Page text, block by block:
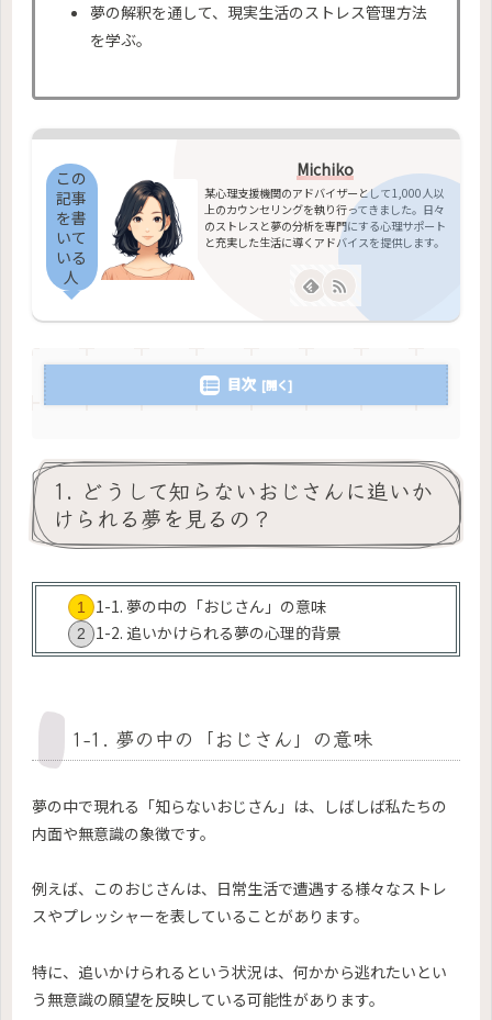
夢の解釈を通して、現実生活のストレス管理方法
を学ぶ。
この
記事
を書
いて
いる
人
Michiko
某心理支援機関のアドバイザーとして1,000人以
上のカウンセリングを執り行ってきました。日々
のストレスと夢の分析を専門にする心理サポート
と充実した生活に導くアドバイスを提供します。
目次
1. どうして知らないおじさんに追いか
けられる夢を見るの？
1-1. 夢の中の「おじさん」の意味
1-2. 追いかけられる夢の心理的背景
1-1. 夢の中の「おじさん」の意味
夢の中で現れる「知らないおじさん」は、しばしば私たちの
内面や無意識の象徴です。
例えば、このおじさんは、日常生活で遭遇する様々なストレ
スやプレッシャーを表していることがあります。
特に、追いかけられるという状況は、何かから逃れたいとい
う無意識の願望を反映している可能性があります。